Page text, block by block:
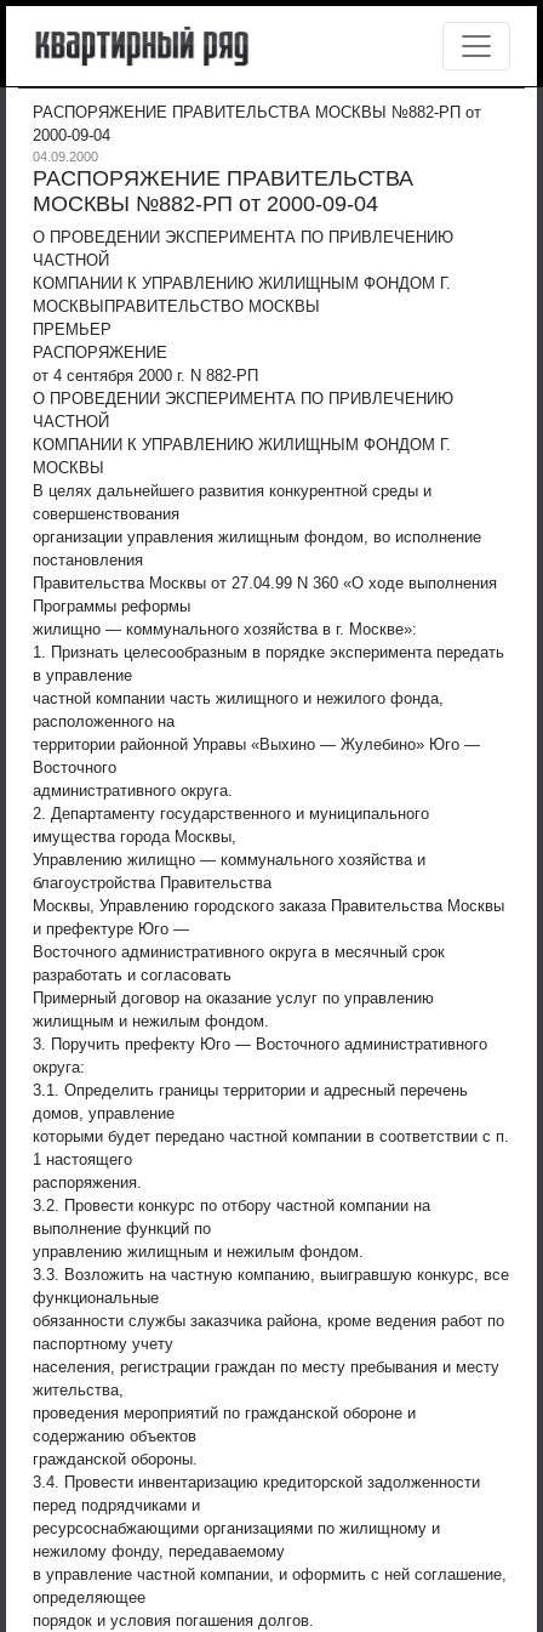
РАСПОРЯЖЕНИЕ ПРАВИТЕЛЬСТВА МОСКВЫ №882-РП от
2000-09-04
04.09.2000
РАСПОРЯЖЕНИЕ ПРАВИТЕЛЬСТВА
МОСКВЫ №882-РП от 2000-09-04
О ПРОВЕДЕНИИ ЭКСПЕРИМЕНТА ПО ПРИВЛЕЧЕНИЮ
ЧАСТНОЙ
КОМПАНИИ К УПРАВЛЕНИЮ ЖИЛИЩНЫМ ФОНДОМ Г.
МОСКВЫПРАВИТЕЛЬСТВО МОСКВЫ
ПРЕМЬЕР
РАСПОРЯЖЕНИЕ
от 4 сентября 2000 г. N 882-РП
О ПРОВЕДЕНИИ ЭКСПЕРИМЕНТА ПО ПРИВЛЕЧЕНИЮ
ЧАСТНОЙ
КОМПАНИИ К УПРАВЛЕНИЮ ЖИЛИЩНЫМ ФОНДОМ Г.
МОСКВЫ
В целях дальнейшего развития конкурентной среды и
совершенствования
организации управления жилищным фондом, во исполнение
постановления
Правительства Москвы от 27.04.99 N 360 «О ходе выполнения
Программы реформы
жилищно — коммунального хозяйства в г. Москве»:
1. Признать целесообразным в порядке эксперимента передать
в управление
частной компании часть жилищного и нежилого фонда,
расположенного на
территории районной Управы «Выхино — Жулебино» Юго —
Восточного
административного округа.
2. Департаменту государственного и муниципального
имущества города Москвы,
Управлению жилищно — коммунального хозяйства и
благоустройства Правительства
Москвы, Управлению городского заказа Правительства Москвы
и префектуре Юго —
Восточного административного округа в месячный срок
разработать и согласовать
Примерный договор на оказание услуг по управлению
жилищным и нежилым фондом.
3. Поручить префекту Юго — Восточного административного
округа:
3.1. Определить границы территории и адресный перечень
домов, управление
которыми будет передано частной компании в соответствии с п.
1 настоящего
распоряжения.
3.2. Провести конкурс по отбору частной компании на
выполнение функций по
управлению жилищным и нежилым фондом.
3.3. Возложить на частную компанию, выигравшую конкурс, все
функциональные
обязанности службы заказчика района, кроме ведения работ по
паспортному учету
населения, регистрации граждан по месту пребывания и месту
жительства,
проведения мероприятий по гражданской обороне и
содержанию объектов
гражданской обороны.
3.4. Провести инвентаризацию кредиторской задолженности
перед подрядчиками и
ресурсоснабжающими организациями по жилищному и
нежилому фонду, передаваемому
в управление частной компании, и оформить с ней соглашение,
определяющее
порядок и условия погашения долгов.